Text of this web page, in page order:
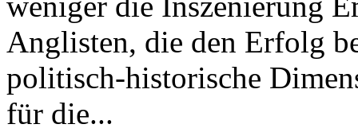
Anglisten, die den Erfolg
politisch-historische
für die...